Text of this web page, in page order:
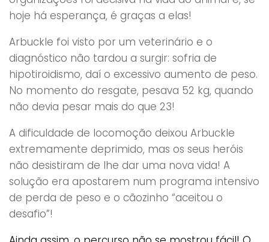
hoje há esperança, é graças a elas!
Arbuckle foi visto por um veterinário e o
diagnóstico não tardou a surgir: sofria de
hipotiroidismo, daí o excessivo aumento de peso.
No momento do resgate, pesava 52 kg, quando
não devia pesar mais do que 23!
A dificuldade de locomoção deixou Arbuckle
extremamente deprimido, mas os seus heróis
não desistiram de lhe dar uma nova vida! A
solução era apostarem num programa intensivo
de perda de peso e o cãozinho “aceitou o
desafio”!